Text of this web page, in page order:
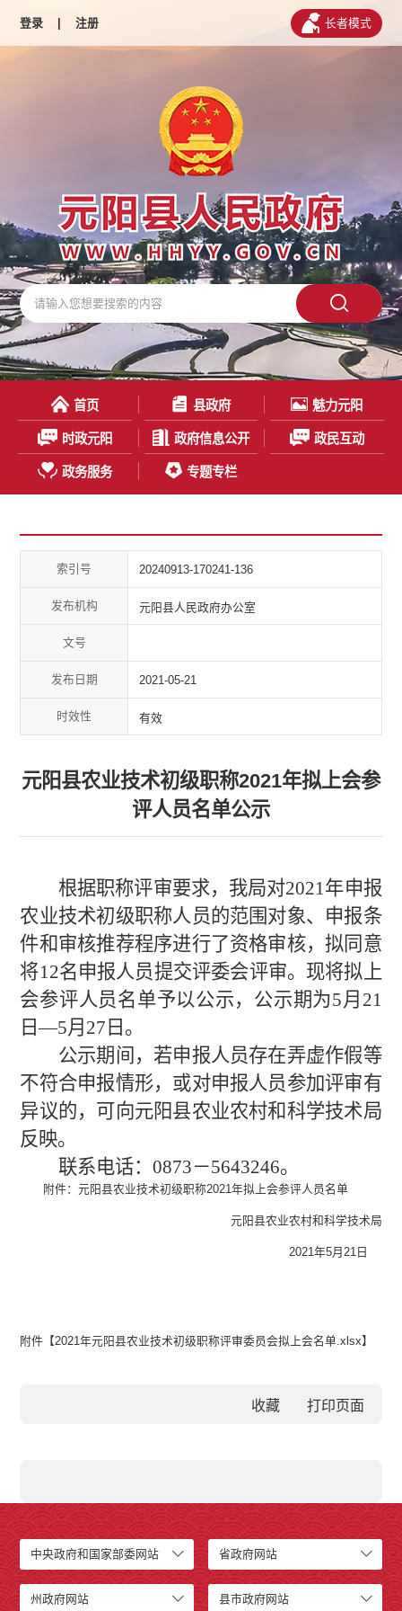
登录 | 注册 长者模式
首页 县政府 魅力元阳
时政元阳 政府信息公开 政民互动
政务服务 专题专栏
索引号 20240913-170241-136
发布机构 元阳县人民政府办公室
文号
发布日期 2021-05-21
时效性 有效
元阳县农业技术初级职称2021年拟上会参
评人员名单公示
根据职称评审要求，我局对2021年申报
农业技术初级职称人员的范围对象、申报条
件和审核推荐程序进行了资格审核，拟同意
将12名申报人员提交评委会评审。现将拟上
会参评人员名单予以公示，公示期为5月 21
日—5月 27 日。
公示期间，若申报人员存在弄虚作假等
不符合申报情形，或对申报人员参加评审有
异议的，可向元阳县农业农村和科学技术局
反映。
联系电话：0873－5643246。
附件： 元阳县农业技术初级职称2021年拟上会参评人员名单
元阳县农业农村和科学技术局
2021年5月 21日
附件【2021年元阳县农业技术初级职称评审委员会拟上会名单.xlsx】
收藏
中央政府和国家部委网站 省政府网站
州政府网站 县市政府网站